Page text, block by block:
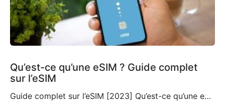
Qu’est-ce qu’une eSIM ? Guide complet
sur l’eSIM
Guide complet sur l’eSIM [2023] Qu’est-ce qu’une eSIM ? Si vous ne connaissez pas cette technologie relativement nouvelle, vous vous demandez ce qu’est une eSIM et si vous devriez choisir cette option pour vos déplacements et vos voyages. Une eSIM, également connue sous le nom de SIM intégrée ou SIM électronique, est un composant qui […]